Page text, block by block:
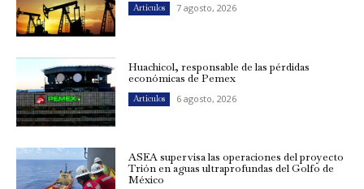
Artículos 7 agosto, 2026
Huachicol, responsable de las pérdidas
económicas de Pemex
Artículos 6 agosto, 2026
ASEA supervisa las operaciones del proyecto
Trión en aguas ultraprofundas del Golfo de
México